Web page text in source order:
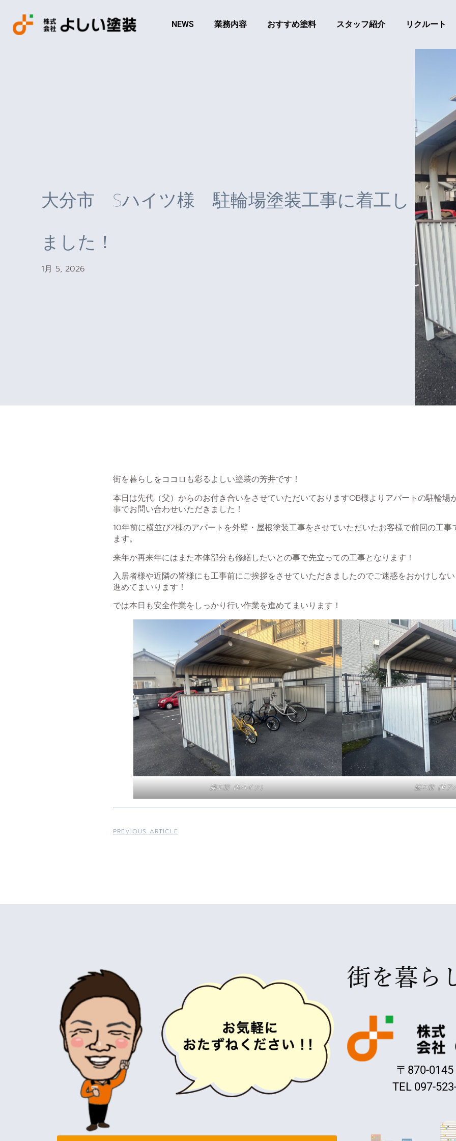
NEWS 業務内容 おすすめ塗料 スタッフ紹介 リクルート
大分市 Sハイツ様 駐輪場塗装工事に着工し
ました！
1月 5, 2026
街を暮らしをココロも彩るよしい塗装の芳井です！
本日は先代（父）からのお付き合いをさせていただいておりますOB様よりアパートの駐輪場
事でお問い合わせいただきました！
10年前に横並び2棟のアパートを外壁・屋根塗装工事をさせていただいたお客様で前回の工
ます。
来年か再来年にはまた本体部分も修繕したいとの事で先立っての工事となります！
入居者様や近隣の皆様にも工事前にご挨拶をさせていただきましたのでご迷惑をおかけしな
進めてまいります！
では本日も安全作業をしっかり行い作業を進めてまいります！
施工前（Sハイツ） 施工前（Vア
PREVIOUS ARTICLE
〒870-
TEL 097-